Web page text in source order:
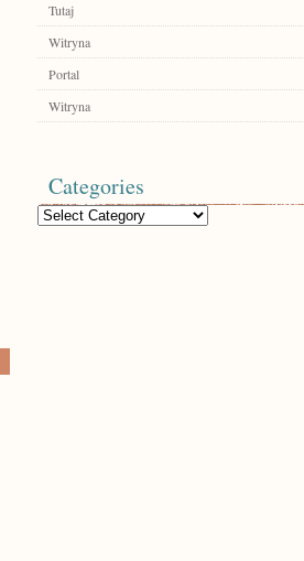
Tutaj
Witryna
Portal
Witryna
Categories
Categories